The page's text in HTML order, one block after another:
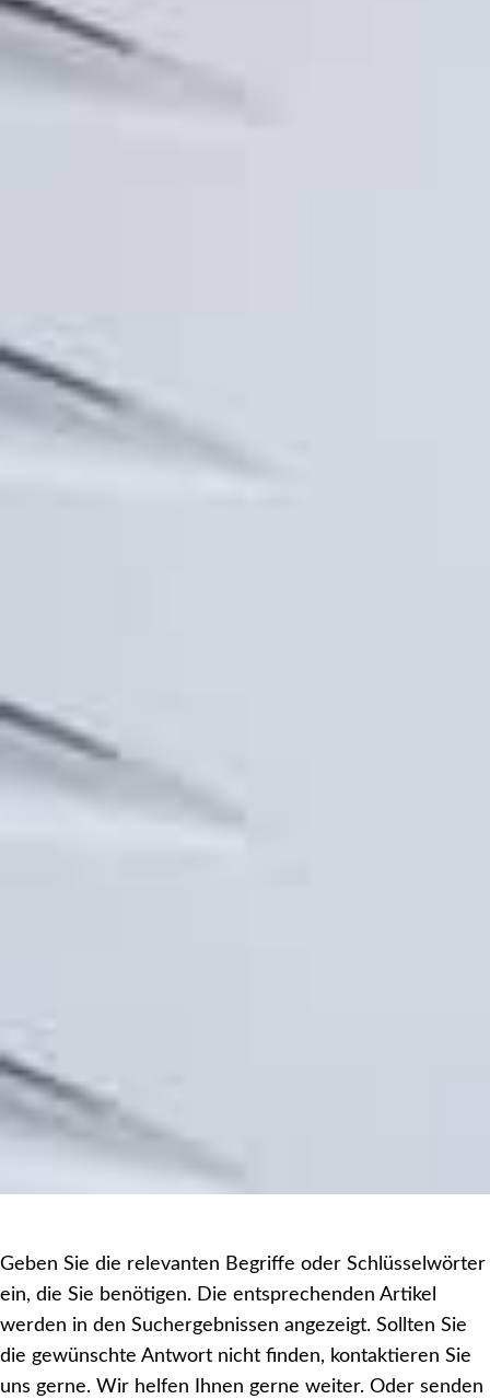
Geben Sie die relevanten Begriffe oder Schlüsselwörter
ein, die Sie benötigen. Die entsprechenden Artikel
werden in den Suchergebnissen angezeigt. Sollten Sie
die gewünschte Antwort nicht finden, kontaktieren Sie
uns gerne. Wir helfen Ihnen gerne weiter. Oder senden